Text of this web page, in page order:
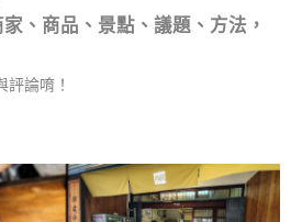
、商品、景點、議題、方法，
評論唷！